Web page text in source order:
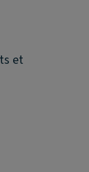
et